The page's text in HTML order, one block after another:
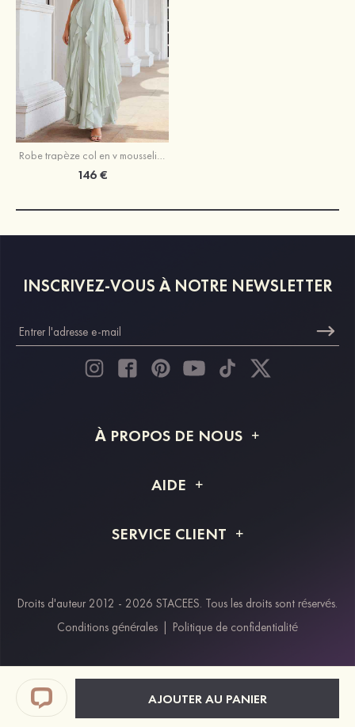
AJOUTER AU PANIER
Robe trapèze col en v mousseline longueur ras du sol robe de demoiselle d'honneur avec plissé volants
146 €
INSCRIVEZ-VOUS À NOTRE NEWSLETTER
À PROPOS DE NOUS
Livraison
AIDE
Retour et remboursement
SERVICE CLIENT
Modes de paiement
Klarna
Paypal
Réductions étudiants & travailleurs essentiels
Droits d'auteur 2012 - 2026 STACEES. Tous les droits sont réservés.
Conditions générales | Politique de confidentialité